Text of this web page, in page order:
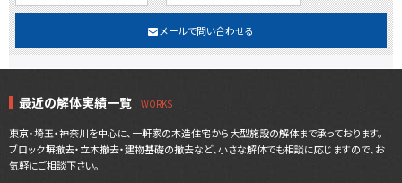
メールで問い合わせる
最近の解体実績一覧
東京・埼玉・神奈川を中心に、一軒家の木造住宅から大型施設の解体まで承っております。
ブロック塀撤去・立木撤去・建物基礎の撤去など、小さな解体でも相談に応じますので、お
気軽にご相談下さい。